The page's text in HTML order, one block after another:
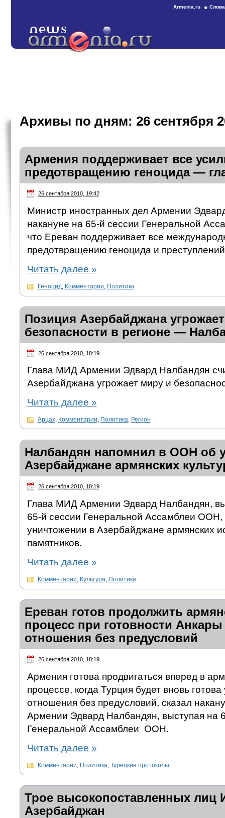
Armenia.ru
Архивы по дням: 26 сентября
Армения поддерживает все
предотвращению геноцида —
26 сентября 2010, 19:42
Министр иностранных дел Армении
накануне на 65-й сессии Генеральной
что Ереван поддерживает все
предотвращению геноцида и
Читать далее »
Геноцид Комментарии Политика
Позиция Азербайджана
безопасности в регионе —
26 сентября 2010, 18:19
Глава МИД Армении Эдвард Налбандян
Азербайджана угрожает миру и
Читать далее »
Арцах, Комментарии, Политика, Регион
Налбандян напомнил в ООН об
Азербайджане армянских
26 сентября 2010, 18:19
Глава МИД Армении Эдвард Налбандян,
65-й сессии Генеральной Ассамблеи
уничтожении в Азербайджане армянских
памятников.
Читать далее »
Комментарии, Культура, Политика
Ереван готов продолжить
процесс при готовности Анкары
отношения без предусловий
26 сентября 2010, 18:19
Армения готова продвигаться вперед в
процессе, когда Турция будет вновь готова
отношения без предусловий, сказал
Армении Эдвард Налбандян, выступая на
Генеральной Ассамблеи ООН.
Читать далее »
Комментарии Политика Турецкие протоколы
Трое высокопоставленных лиц
Азербайджан